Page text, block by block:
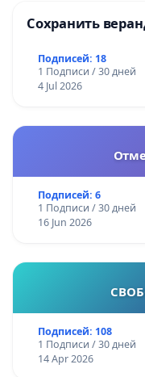
Сохранить
Подписей: 18
1 Подписи / 30 дней
4 Jul 2026
Подписей: 6
1 Подписи / 30 дней
16 Jun 2026
Подписей: 108
1 Подписи / 30 дней
14 Apr 2026